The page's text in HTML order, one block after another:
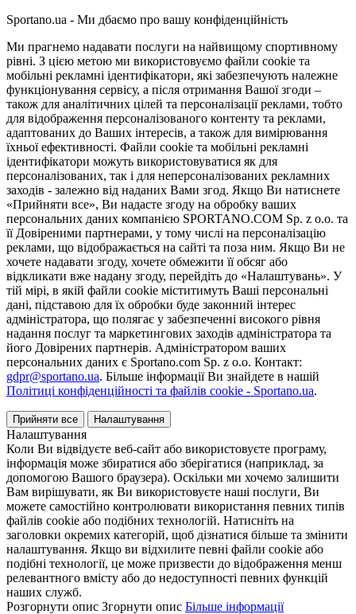
Sportano.ua - Ми дбаємо про вашу конфіденційність
Ми прагнемо надавати послуги на найвищому спортивному
рівні. З цією метою ми використовуємо файли cookie та
мобільні рекламні ідентифікатори, які забезпечують належне
функціонування сервісу, а після отримання Вашої згоди –
також для аналітичних цілей та персоналізації реклами, тобто
для відображення персоналізованого контенту та реклами,
адаптованих до Ваших інтересів, а також для вимірювання
їхньої ефективності. Файли cookie та мобільні рекламні
ідентифікатори можуть використовуватися як для
персоналізованих, так і для неперсоналізованих рекламних
заходів - залежно від наданих Вами згод. Якщо Ви натиснете
«Прийняти все», Ви надасте згоду на обробку ваших
персональних даних компанією SPORTANO.COM Sp. z o.o. та
її Довіреними партнерами, у тому числі на персоналізацію
реклами, що відображається на сайті та поза ним. Якщо Ви не
хочете надавати згоду, хочете обмежити її обсяг або
відкликати вже надану згоду, перейдіть до «Налаштувань». У
тій мірі, в якій файли cookie міститимуть Ваші персональні
дані, підставою для їх обробки буде законний інтерес
адміністратора, що полягає у забезпеченні високого рівня
надання послуг та маркетингових заходів адміністратора та
його Довірених партнерів. Адміністратором ваших
персональних даних є Sportano.com Sp. z o.o. Контакт:
gdpr@sportano.ua. Більше інформації Ви знайдете в нашій
Політиці конфіденційності та файлів cookie - Sportano.ua.
Прийняти все Налаштування
Налаштування
Коли Ви відвідуєте веб-сайт або використовуєте програму,
інформація може збиратися або зберігатися (наприклад, за
допомогою Вашого браузера). Оскільки ми хочемо залишити
Вам вирішувати, як Ви використовуєте наші послуги, Ви
можете самостійно контролювати використання певних типів
файлів cookie або подібних технологій. Натисніть на
заголовки окремих категорій, щоб дізнатися більше та змінити
налаштування. Якщо ви відхилите певні файли cookie або
подібні технології, це може призвести до відображення менш
релевантного вмісту або до недоступності певних функцій
наших служб.
Розгорнути опис Згорнути опис Більше інформації